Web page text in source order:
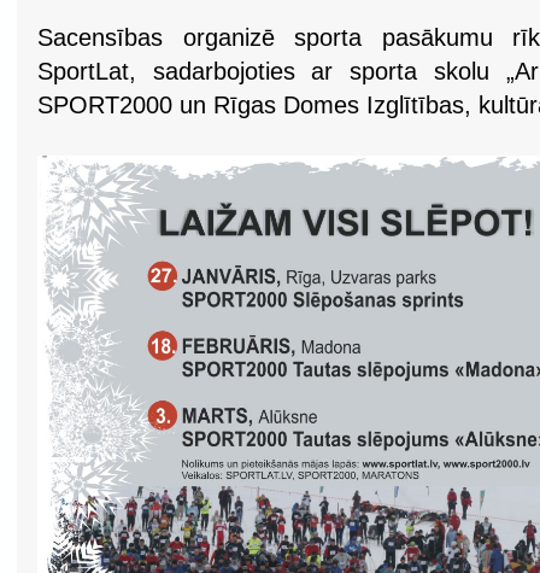
Sacensības organizē sporta pasākumu
SportLat, sadarbojoties ar sporta skolu
SPORT2000 un Rīgas Domes Izglītības,